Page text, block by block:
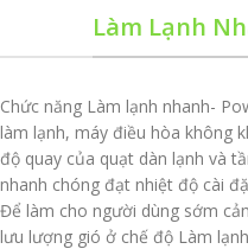
Làm Lạnh
Chức năng Làm lạnh nhanh-
làm lạnh, máy điều hòa không
độ quay của quạt dàn lạnh và
nhanh chóng đạt nhiệt độ cài
Để làm cho người dùng sớm
lưu lượng gió ở chế độ Làm